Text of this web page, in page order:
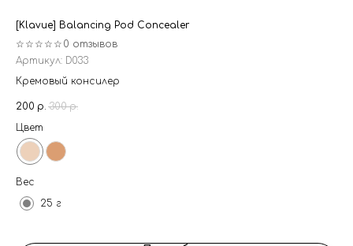
[Klavue] Balancing Pod Concealer
☆☆☆☆☆ 0 отзывов
Артикул: D033
Кремовый консилер
200 р. 300 р.
Цвет
Вес
25 г